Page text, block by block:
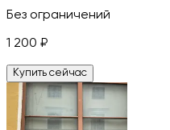
Без ограничений
1 200 ₽
Купить сейчас